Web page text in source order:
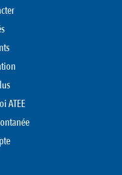
ATEE